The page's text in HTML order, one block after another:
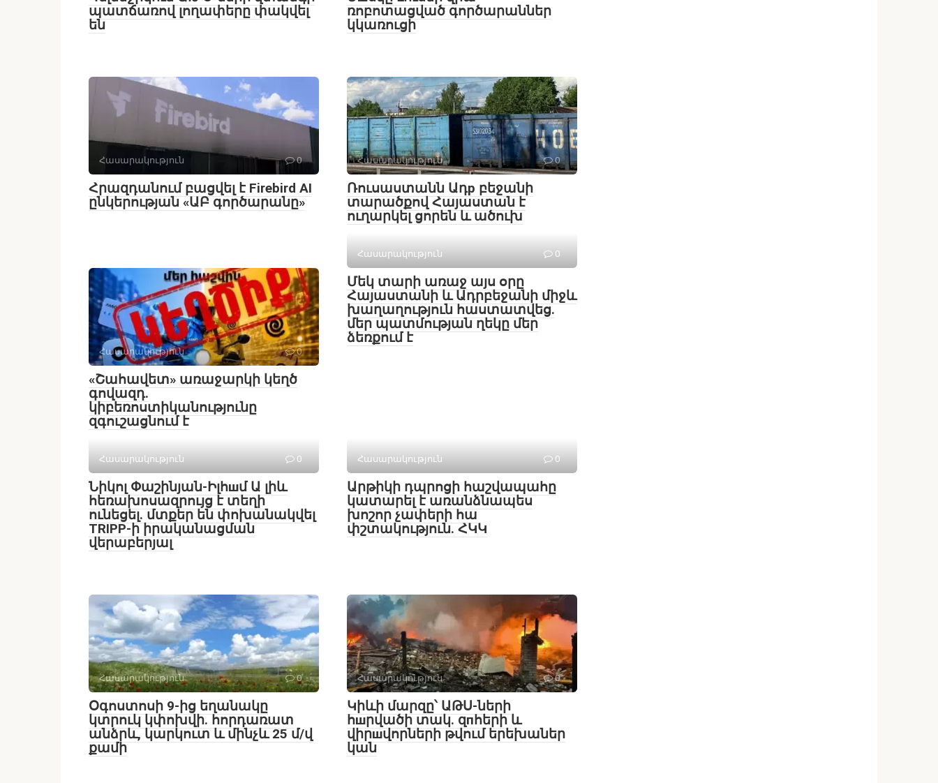
պատճառով լողափերը փակվել
են
ռոբոտացված գործարաններ
կկառուցի
Հասարակություն 0
Հրազդանում բացվել է Firebird AI
ընկերության «ԱԲ գործարանը»
Հասարակություն 0
Ռուսաստանն Ադр բեջանի
տարածքով Հայաստան է
ուղարկել ցորեն և ածուխ
Հասարակություն 0
«Շահավետ» առաջարկի կեղծ
գովազդ.
կիբեռոստիկանությունը
զգուշացնում է
Հասարակություն 0
Մեկ տարի առաջ այս օրը
Հայաստանի և Ադրբեջանի միջև
խաղաղություն հաստատվեց․
մեր պատմության ղեկը մեր
ձեռքում է
Հասարակություն 0
Նիկոլ Փաշինյան-Իլհшմ Ա լիև
հեռախոսազրույց է տեղի
ունեցել․ մտքեր են փոխանակվել
TRIPP-ի իրականացման
վերաբերյալ
Հասարակություն 0
Արթիկի դպրոցի հաշվապահը
կատարել է առանձնապես
խոշոր չափերի հա
փշտակություն. ՀԿԿ
Հասարակություն 0
Օգոստոսի 9-ից եղանակը
կտրուկ կփոխվի․ հորդառատ
անձրև, կարկուտ և մինչև 25 մ/վ
քամի
Հասարակություն 0
Կիևի մարզը՝ ԱԹՍ-ների
հшրվածի տակ․ զпհերի և
վիրшվորների թվում երեխաներ
կան